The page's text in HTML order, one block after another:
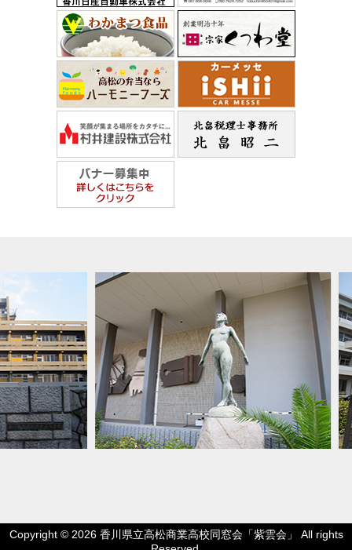
Copyright © 2026 香川県立高松商業高校同窓会「紫雲会」 All rights